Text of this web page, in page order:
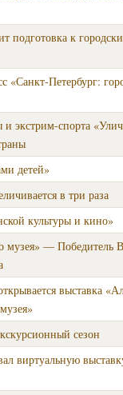
подготовка к
экстрим-спорта
детей»
в три раза
культуры и кино»
музея» — Победитель
выставка
сезон
виртуальную